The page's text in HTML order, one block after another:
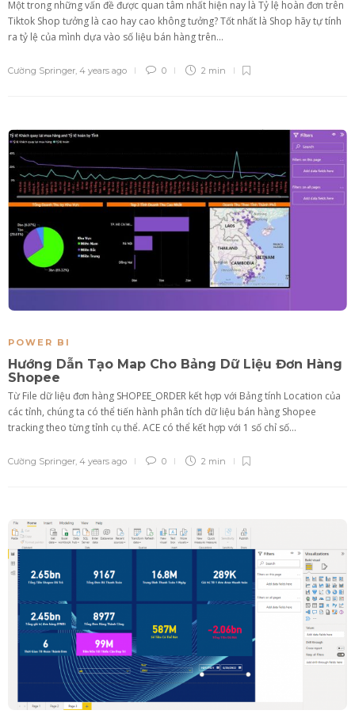
Một trong những vấn đề được quan tâm nhất hiện nay là Tỷ lệ hoàn đơn trên
Tiktok Shop tưởng là cao hay cao không tưởng? Tốt nhất là Shop hãy tự tính
ra tỷ lệ của mình dựa vào số liệu bán hàng trên...
Cường Springer, 4 years ago 0 2 min
POWER BI
Hướng Dẫn Tạo Map Cho Bảng Dữ Liệu Đơn Hàng
Shopee
Từ File dữ liệu đơn hàng SHOPEE_ORDER kết hợp với Bảng tính Location của
các tỉnh, chúng ta có thể tiến hành phân tích dữ liệu bán hàng Shopee
tracking theo từng tỉnh cụ thể. ACE có thể kết hợp với 1 số chỉ số...
Cường Springer, 4 years ago 0 2 min